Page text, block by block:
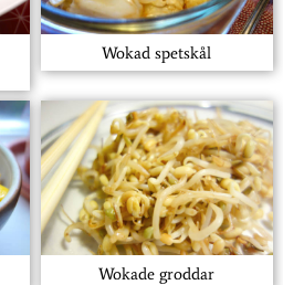
Wokad spetskål
Wokade groddar